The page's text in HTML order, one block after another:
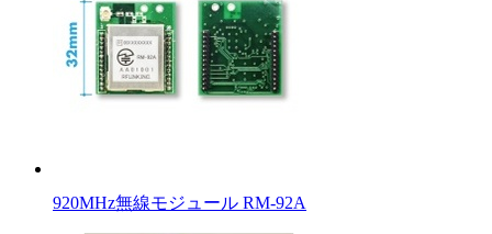
920MHz無線モジュール RM-92A